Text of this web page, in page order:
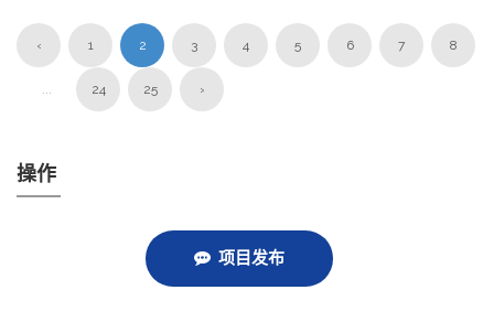
‹ 1 2 3 4 5 6 7 8
... 24 25 ›
操作
项目发布